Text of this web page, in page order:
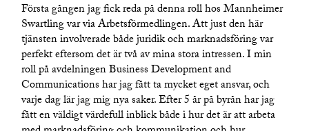
Första gången jag fick reda på denna roll hos Mannheimer
Swartling var via Arbetsförmedlingen. Att just den här
tjänsten involverade både juridik och marknadsföring var
perfekt eftersom det är två av mina stora intressen. I min
roll på avdelningen Business Development and
Communications har jag fått ta mycket eget ansvar, och
varje dag lär jag mig nya saker. Efter 5 år på byrån har jag
fått en väldigt värdefull inblick både i hur det är att arbeta